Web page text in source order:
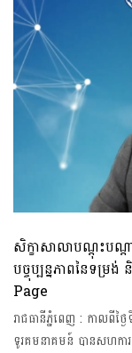
សិក្ខាសាលាបណ្តុះបណ្
បច្ចុប្បន្នភាពនៃទម្រ
Page
រាជធានី​ភ្នំពេញ​ : កាលពី
ទូរគមនាគមន៍ បានសហក